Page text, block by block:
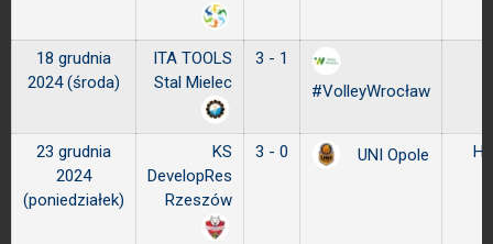
18 grudnia
2024 (środa)
ITA TOOLS
Stal Mielec
3 - 1
#VolleyWrocław
23 grudnia
2024
(poniedziałek)
KS
DevelopRes
Rzeszów
3 - 0 UNI Opole